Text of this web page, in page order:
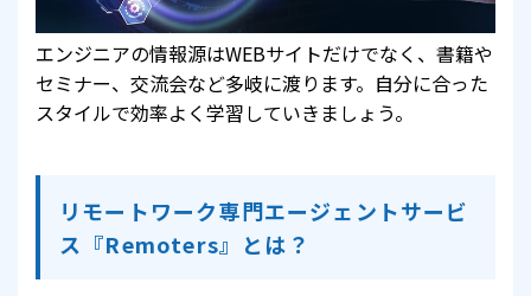
エンジニアの情報源はWEBサイトだけでなく、書籍や
セミナー、交流会など多岐に渡ります。自分に合った
スタイルで効率よく学習していきましょう。
リモートワーク専門エージェントサービ
ス『Remoters』とは？